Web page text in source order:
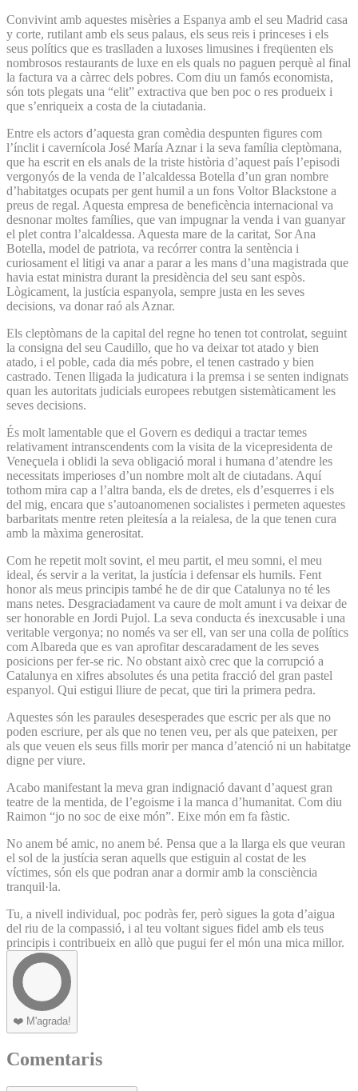
Convivint amb aquestes misèries a Espanya amb el seu Madrid casa
y corte, rutilant amb els seus palaus, els seus reis i princeses i els
seus polítics que es traslladen a luxoses limusines i freqüenten els
nombrosos restaurants de luxe en els quals no paguen perquè al final
la factura va a càrrec dels pobres. Com diu un famós economista,
són tots plegats una “elit” extractiva que ben poc o res produeix i
que s’enriqueix a costa de la ciutadania.
Entre els actors d’aquesta gran comèdia despunten figures com
l’ínclit i cavernícola José María Aznar i la seva família cleptòmana,
que ha escrit en els anals de la triste història d’aquest país l’episodi
vergonyós de la venda de l’alcaldessa Botella d’un gran nombre
d’habitatges ocupats per gent humil a un fons Voltor Blackstone a
preus de regal. Aquesta empresa de beneficència internacional va
desnonar moltes famílies, que van impugnar la venda i van guanyar
el plet contra l’alcaldessa. Aquesta mare de la caritat, Sor Ana
Botella, model de patriota, va recórrer contra la sentència i
curiosament el litigi va anar a parar a les mans d’una magistrada que
havia estat ministra durant la presidència del seu sant espòs.
Lògicament, la justícia espanyola, sempre justa en les seves
decisions, va donar raó als Aznar.
Els cleptòmans de la capital del regne ho tenen tot controlat, seguint
la consigna del seu Caudillo, que ho va deixar tot atado y bien
atado, i el poble, cada dia més pobre, el tenen castrado y bien
castrado. Tenen lligada la judicatura i la premsa i se senten indignats
quan les autoritats judicials europees rebutgen sistemàticament les
seves decisions.
És molt lamentable que el Govern es dediqui a tractar temes
relativament intranscendents com la visita de la vicepresidenta de
Veneçuela i oblidi la seva obligació moral i humana d’atendre les
necessitats imperioses d’un nombre molt alt de ciutadans. Aquí
tothom mira cap a l’altra banda, els de dretes, els d’esquerres i els
del mig, encara que s’autoanomenen socialistes i permeten aquestes
barbaritats mentre reten pleitesía a la reialesa, de la que tenen cura
amb la màxima generositat.
Com he repetit molt sovint, el meu partit, el meu somni, el meu
ideal, és servir a la veritat, la justícia i defensar els humils. Fent
honor als meus principis també he de dir que Catalunya no té les
mans netes. Desgraciadament va caure de molt amunt i va deixar de
ser honorable en Jordi Pujol. La seva conducta és inexcusable i una
veritable vergonya; no només va ser ell, van ser una colla de polítics
com Albareda que es van aprofitar descaradament de les seves
posicions per fer-se ric. No obstant això crec que la corrupció a
Catalunya en xifres absolutes és una petita fracció del gran pastel
espanyol. Qui estigui lliure de pecat, que tiri la primera pedra.
Aquestes són les paraules desesperades que escric per als que no
poden escriure, per als que no tenen veu, per als que pateixen, per
als que veuen els seus fills morir per manca d’atenció ni un habitatge
digne per viure.
Acabo manifestant la meva gran indignació davant d’aquest gran
teatre de la mentida, de l’egoisme i la manca d’humanitat. Com diu
Raimon “jo no soc de eixe món”. Eixe món em fa fàstic.
No anem bé amic, no anem bé. Pensa que a la llarga els que veuran
el sol de la justícia seran aquells que estiguin al costat de les
víctimes, són els que podran anar a dormir amb la consciència
tranquil·la.
Tu, a nivell individual, poc podràs fer, però sigues la gota d’aigua
del riu de la compassió, i al teu voltant sigues fidel amb els teus
principis i contribueix en allò que pugui fer el món una mica millor.
❤️ M'agrada!
Comentaris